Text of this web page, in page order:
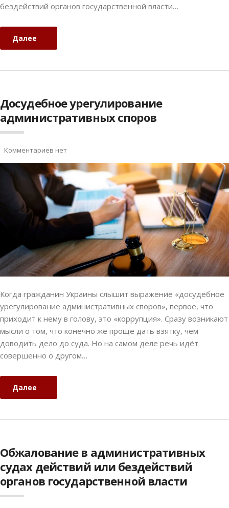
бездействий органов государственной власти…
Далее
Досудебное урегулирование
административных споров
Комментариев нет
Когда гражданин Украины слышит выражение «досудебное
урегулирование административных споров», первое, что
приходит к нему в голову, это «коррупция». Сразу возникают
мысли о том, что конечно же проще дать взятку, чем
доводить дело до суда. Но на самом деле речь идёт
совершенно о другом…
Далее
Обжалование в административных
судах действий или бездействий
органов государственной власти